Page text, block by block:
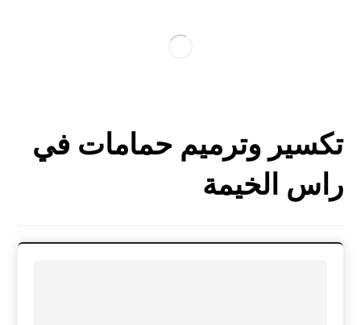
تكسير وترميم حمامات في
راس الخيمة